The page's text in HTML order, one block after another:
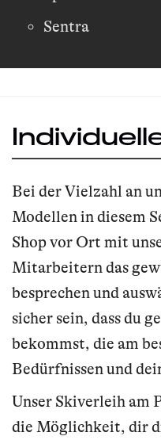
Sentra
Bei der Vielzahl an
Modellen in diesem
Shop vor Ort mit
Mitarbeitern das
besprechen und
sicher sein, dass du
bekommst, die am
Bedürfnissen und
Unser Skiverleih am
die Möglichkeit, dir